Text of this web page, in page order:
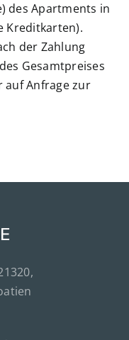
des Apartments in
Kreditkarten).
der Zahlung
Gesamtpreises
auf Anfrage zur